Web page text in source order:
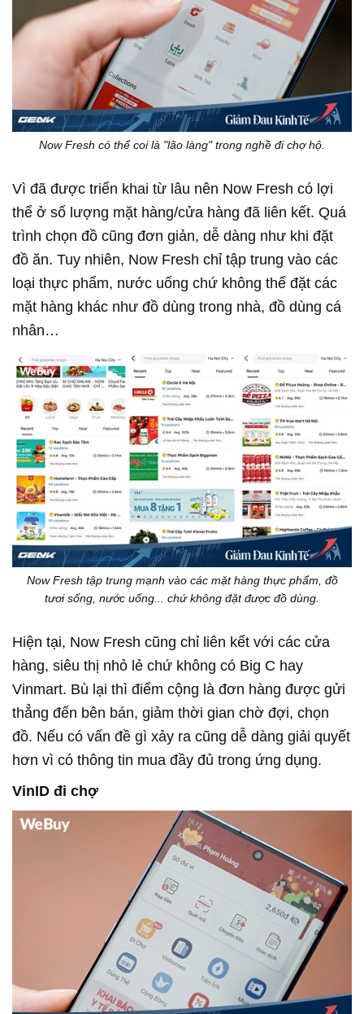
Now Fresh có thể coi là "lão làng" trong nghề đi chợ hộ.
Vì đã được triển khai từ lâu nên Now Fresh có lợi
thể ở số lượng mặt hàng/cửa hàng đã liên kết. Quá
trình chọn đồ cũng đơn giản, dễ dàng như khi đặt
đồ ăn. Tuy nhiên, Now Fresh chỉ tập trung vào các
loại thực phẩm, nước uống chứ không thể đặt các
mặt hàng khác như đồ dùng trong nhà, đồ dùng cá
nhân…
Now Fresh tập trung mạnh vào các mặt hàng thực phẩm, đồ
tươi sống, nước uống... chứ không đặt được đồ dùng.
Hiện tại, Now Fresh cũng chỉ liên kết với các cửa
hàng, siêu thị nhỏ lẻ chứ không có Big C hay
Vinmart. Bù lại thì điểm cộng là đơn hàng được gửi
thẳng đến bên bán, giảm thời gian chờ đợi, chọn
đồ. Nếu có vấn đề gì xảy ra cũng dễ dàng giải quyết
hơn vì có thông tin mua đầy đủ trong ứng dụng.
VinID đi chợ